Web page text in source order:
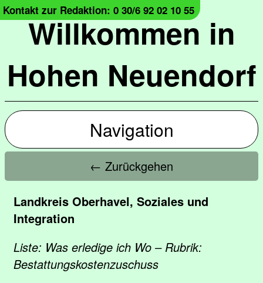
Willkommen in
Hohen Neuendorf
Kontakt zur Redaktion: 0 30/6 92 02 10 55
Navigation
← Zurückgehen
Landkreis Oberhavel, Soziales und
Integration
Liste: Was erledige ich Wo – Rubrik:
Bestattungskostenzuschuss